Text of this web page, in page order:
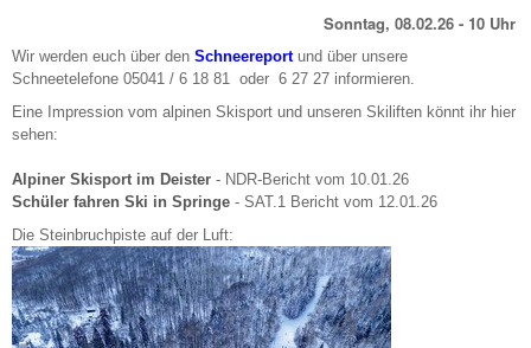
Sonntag, 08.02.26 - 10 Uhr
Wir werden euch über den Schneereport und über unsere
Schneetelefone 05041 / 6 18 81 oder 6 27 27 informieren.
Eine Impression vom alpinen Skisport und unseren Skiliften könnt ihr hier
sehen:
Alpiner Skisport im Deister - NDR-Bericht vom 10.01.26
Schüler fahren Ski in Springe - SAT.1 Bericht vom 12.01.26
Die Steinbruchpiste auf der Luft: